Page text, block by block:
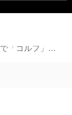
欧州とドイツで「ゴルフ」がベストセラーカーに